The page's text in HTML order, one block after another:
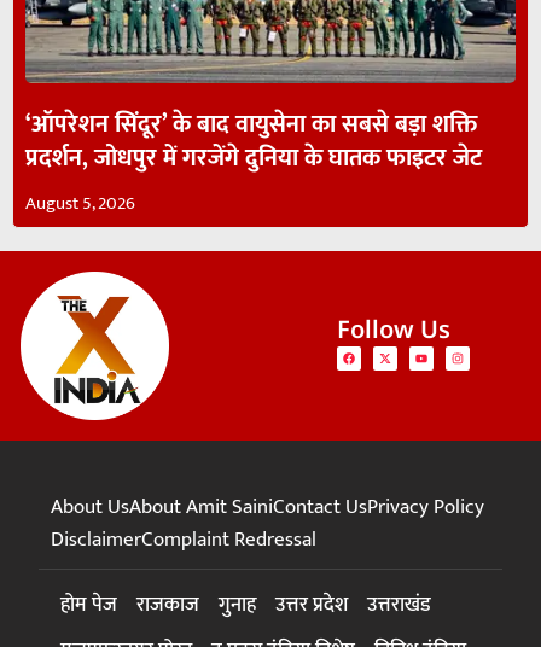
‘ऑपरेशन सिंदूर’ के बाद वायुसेना का सबसे बड़ा शक्ति
प्रदर्शन, जोधपुर में गरजेंगे दुनिया के घातक फाइटर जेट
August 5, 2026
Follow Us
About UsAbout Amit SainiContact UsPrivacy Policy
DisclaimerComplaint Redressal
होम पेज राजकाज गुनाह उत्तर प्रदेश उत्तराखंड